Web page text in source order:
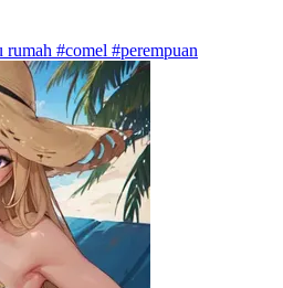
#comel #perempuan